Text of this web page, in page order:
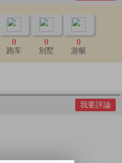
0
跑车
0
别墅
0
游艇
我要評論